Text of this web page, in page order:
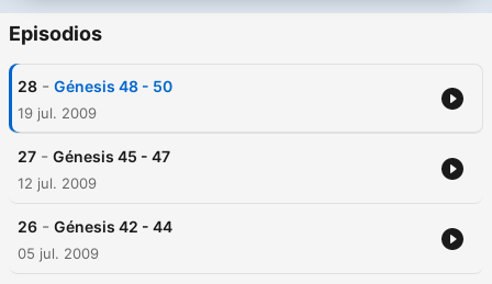
Episodios
28 - Génesis 48 - 50
19 jul. 2009
27 - Génesis 45 - 47
12 jul. 2009
26 - Génesis 42 - 44
05 jul. 2009